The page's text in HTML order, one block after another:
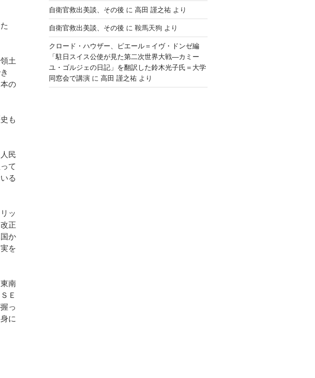
土
の
も
民
て
る
ッ
正
か
を
南
Ｅ
っ
に
自衛官救出美談、その後 に 高田 謹之祐より
自衛官救出美談、その後 に 鞍馬天狗 より
クロード・ハウザー、ピエール＝イヴ・ドンゼ編
「駐日スイス公使が見た第二次世界大戦―カミー
ユ・ゴルジェの日記」を翻訳した鈴木光子氏＝大学
同窓会で講演に 高田 謹之祐より